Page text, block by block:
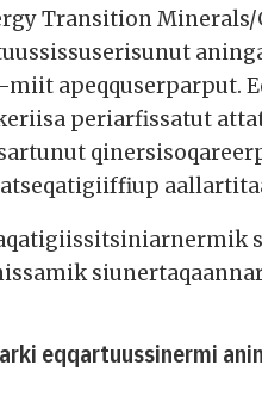
Transition
miit apeqquserparput.
periarfissatut
eqqartuussinermi